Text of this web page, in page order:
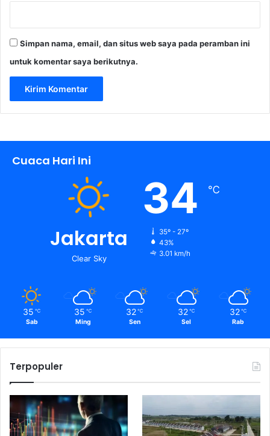
Simpan nama, email, dan situs web saya pada peramban ini
untuk komentar saya berikutnya.
Cuaca Hari Ini
Jakarta
Clear Sky
34 ℃
35º - 27º
43%
3.01 km/h
35 ℃
Sab
35 ℃
Ming
32 ℃
Sen
32 ℃
Sel
32 ℃
Rab
Terpopuler